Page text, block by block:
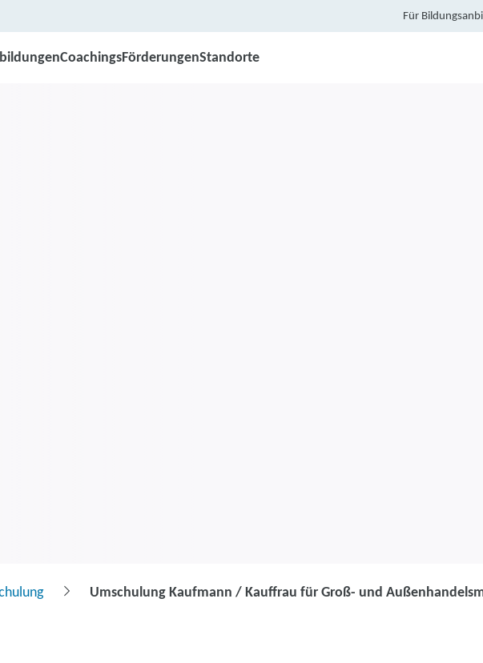
Für
CoachingsFörderungenStandorte
Umschulung Kaufmann / Kauffrau für Groß- und